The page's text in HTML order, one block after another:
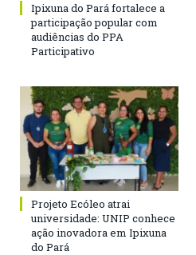
Ipixuna do Pará fortalece a
participação popular com
audiências do PPA
Participativo
Projeto Ecóleo atrai
universidade: UNIP conhece
ação inovadora em Ipixuna
do Pará